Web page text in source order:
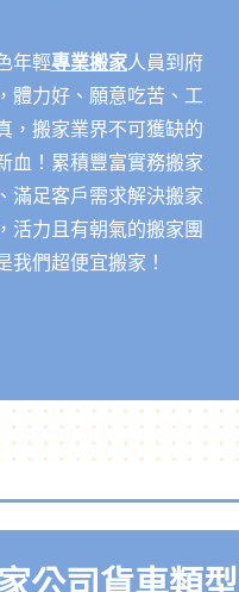
年輕專業搬家人員到府
體力好、願意吃苦、工
，搬家業界不可獲缺的
血！累積豐富實務搬家
滿足客戶需求解決搬家
活力且有朝氣的搬家團
我們超便宜搬家！